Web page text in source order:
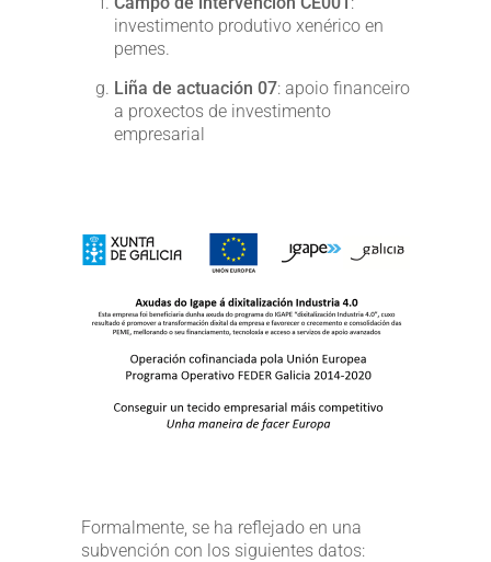
investimento produtivo xenérico en
pemes.
Liña de actuación 07: apoio financeiro
a proxectos de investimento
empresarial
Formalmente, se ha reflejado en una
subvención con los siguientes datos: